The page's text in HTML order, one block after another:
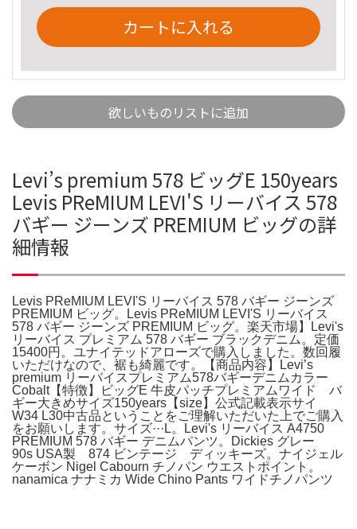
カートに入れる
欲しいものリストに追加
Levi’s premium 578 ビッグE 150years
Levis PReMIUM LEVI'S リーバイス 578
バギー ジーンズ PREMIUM ビッグの詳
細情報
Levis PReMIUM LEVI'S リーバイス 578 バギー ジーンズ
PREMIUM ビッグ。Levis PReMIUM LEVI'S リーバイス
578 バギー ジーンズ PREMIUM ビッグ。楽天市場】Levi's
リーバイス プレミアム 578 バギー ブラックデニム。定価
15400円。ユナイテッドアローズで購入しました。数回履
いただけなので、裾も綺麗です。【商品内容】Levi’s
premium リーバイスプレミアム578バギーデニムカラー
Cobalt【特徴】ビッグE 牛皮パッチプレミアムワイド バ
ギー大きめサイズ150years【size】公式記載表示サイ
W34 L30中古品ということをご理解いただいた上でご購入
をお願いします。サイズ···L。Levi's リーバイス A4750
PREMIUM 578 バギー デニムパンツ。Dickies グレー
90s USA製 874 ビンテージ ディッキーズ。ナイジェル
ケーボン Nigel Cabourn チノパン ウエストポイント。
nanamica ナナミカ Wide Chino Pants ワイドチノパンツ